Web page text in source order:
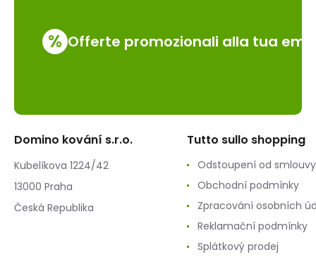
% Offerte promozionali alla tua
Domino kování s.r.o.
Kubelíkova 1224/42
13000 Praha
Česká Republika
Tutto sullo shopping
Odstoupení od smlouvy
Obchodní podmínky
Zpracování osobních
Reklamační podmínky
Splátkový prodej